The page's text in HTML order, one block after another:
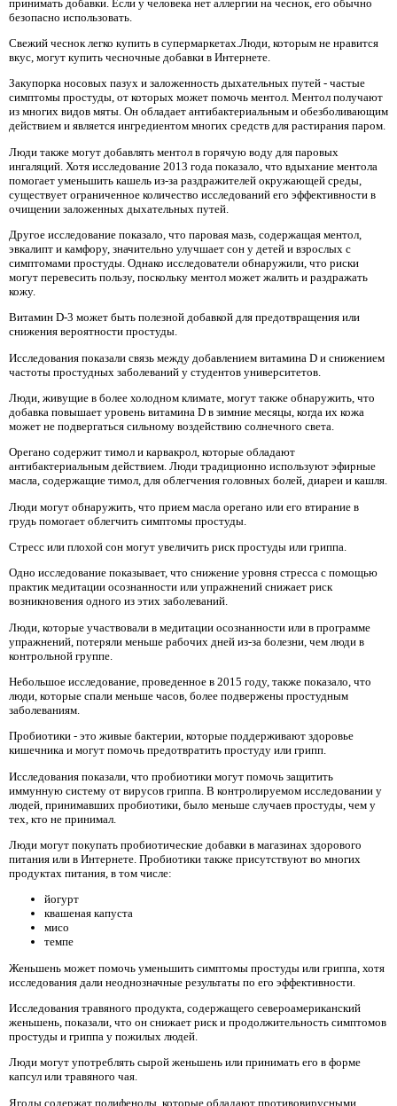
принимать добавки. Если у человека нет аллергии на чеснок, его обычно
безопасно использовать.
Свежий чеснок легко купить в супермаркетах.Люди, которым не нравится
вкус, могут купить чесночные добавки в Интернете.
Закупорка носовых пазух и заложенность дыхательных путей - частые
симптомы простуды, от которых может помочь ментол. Ментол получают
из многих видов мяты. Он обладает антибактериальным и обезболивающим
действием и является ингредиентом многих средств для растирания паром.
Люди также могут добавлять ментол в горячую воду для паровых
ингаляций. Хотя исследование 2013 года показало, что вдыхание ментола
помогает уменьшить кашель из-за раздражителей окружающей среды,
существует ограниченное количество исследований его эффективности в
очищении заложенных дыхательных путей.
Другое исследование показало, что паровая мазь, содержащая ментол,
эвкалипт и камфору, значительно улучшает сон у детей и взрослых с
симптомами простуды. Однако исследователи обнаружили, что риски
могут перевесить пользу, поскольку ментол может жалить и раздражать
кожу.
Витамин D-3 может быть полезной добавкой для предотвращения или
снижения вероятности простуды.
Исследования показали связь между добавлением витамина D и снижением
частоты простудных заболеваний у студентов университетов.
Люди, живущие в более холодном климате, могут также обнаружить, что
добавка повышает уровень витамина D в зимние месяцы, когда их кожа
может не подвергаться сильному воздействию солнечного света.
Орегано содержит тимол и карвакрол, которые обладают
антибактериальным действием. Люди традиционно используют эфирные
масла, содержащие тимол, для облегчения головных болей, диареи и кашля.
Люди могут обнаружить, что прием масла орегано или его втирание в
грудь помогает облегчить симптомы простуды.
Стресс или плохой сон могут увеличить риск простуды или гриппа.
Одно исследование показывает, что снижение уровня стресса с помощью
практик медитации осознанности или упражнений снижает риск
возникновения одного из этих заболеваний.
Люди, которые участвовали в медитации осознанности или в программе
упражнений, потеряли меньше рабочих дней из-за болезни, чем люди в
контрольной группе.
Небольшое исследование, проведенное в 2015 году, также показало, что
люди, которые спали меньше часов, более подвержены простудным
заболеваниям.
Пробиотики - это живые бактерии, которые поддерживают здоровье
кишечника и могут помочь предотвратить простуду или грипп.
Исследования показали, что пробиотики могут помочь защитить
иммунную систему от вирусов гриппа. В контролируемом исследовании у
людей, принимавших пробиотики, было меньше случаев простуды, чем у
тех, кто не принимал.
Люди могут покупать пробиотические добавки в магазинах здорового
питания или в Интернете. Пробиотики также присутствуют во многих
продуктах питания, в том числе:
йогурт
квашеная капуста
мисо
темпе
Женьшень может помочь уменьшить симптомы простуды или гриппа, хотя
исследования дали неоднозначные результаты по его эффективности.
Исследования травяного продукта, содержащего североамериканский
женьшень, показали, что он снижает риск и продолжительность симптомов
простуды и гриппа у пожилых людей.
Люди могут употреблять сырой женьшень или принимать его в форме
капсул или травяного чая.
Ягоды содержат полифенолы, которые обладают противовирусными